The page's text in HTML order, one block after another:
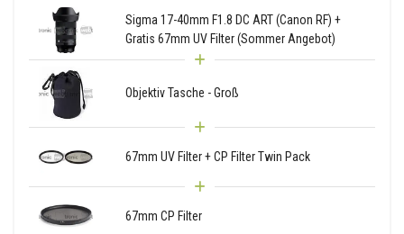
Sigma 17-40mm F1.8 DC ART (Canon RF) +
Gratis 67mm UV Filter (Sommer Angebot)
Objektiv Tasche - Groß
67mm UV Filter + CP Filter Twin Pack
67mm CP Filter